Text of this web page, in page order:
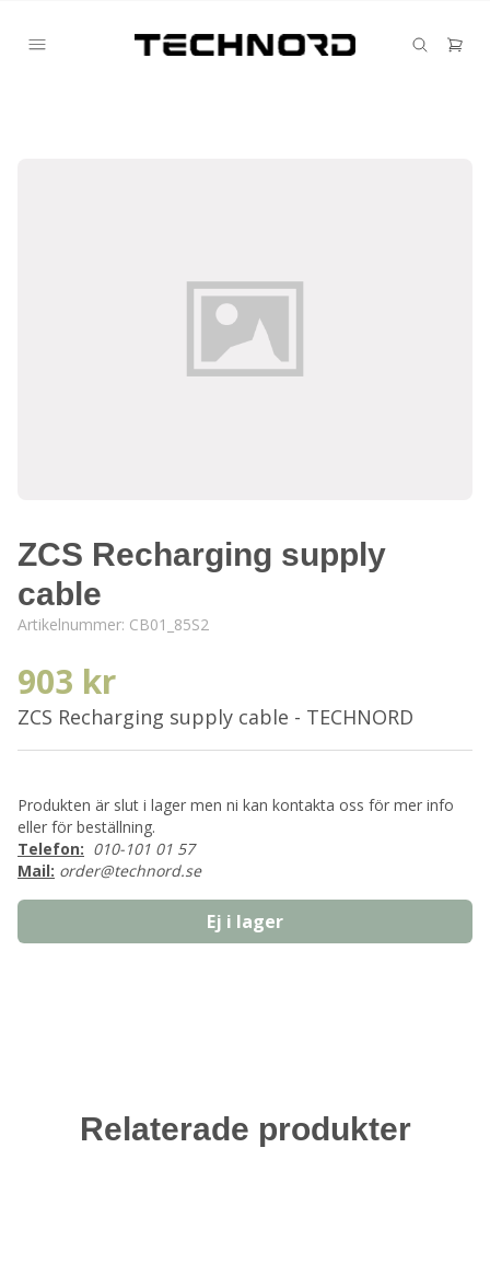
ZCS Recharging supply
cable
Artikelnummer: CB01_85S2
903 kr
ZCS Recharging supply cable - TECHNORD
Produkten är slut i lager men ni kan kontakta oss för mer info
eller för beställning.
Telefon: 010-101 01 57
Mail: order@technord.se
Ej i lager
Relaterade produkter